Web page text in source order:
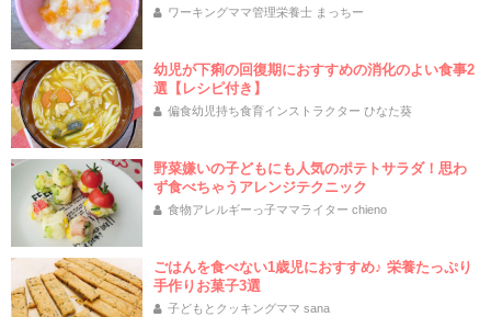
ワーキングママ管理栄養士 まっちー
幼児が下痢の回復期におすすめの消化のよい食事2
選【レシピ付き】
偏食幼児持ち食育インストラクター ひなた葵
野菜嫌いの子どもにも人気のポテトサラダ！思わ
ず食べちゃうアレンジテクニック
食物アレルギーっ子ママライター chieno
ごはんを食べない1歳児におすすめ♪ 栄養たっぷり
手作りお菓子3選
子どもとクッキングママ sana